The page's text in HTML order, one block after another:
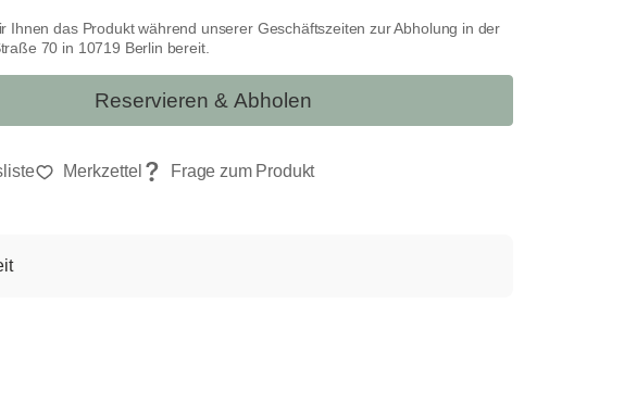
Ihnen das Produkt während unserer Geschäftszeiten zur Abholung in der
70 in 10719 Berlin bereit.
Reservieren & Abholen